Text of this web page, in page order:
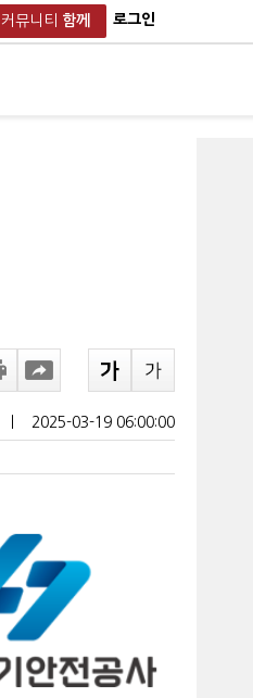
커뮤니티 함께 로그인
2025-03-19 06:00:00